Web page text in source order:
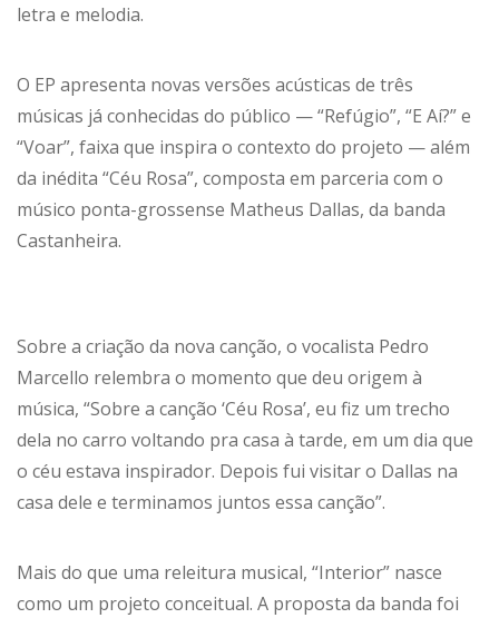
letra e melodia.
O EP apresenta novas versões acústicas de três
músicas já conhecidas do público — “Refúgio”, “E Aí?” e
“Voar”, faixa que inspira o contexto do projeto — além
da inédita “Céu Rosa”, composta em parceria com o
músico ponta-grossense Matheus Dallas, da banda
Castanheira.
Sobre a criação da nova canção, o vocalista Pedro
Marcello relembra o momento que deu origem à
música, “Sobre a canção ‘Céu Rosa’, eu fiz um trecho
dela no carro voltando pra casa à tarde, em um dia que
o céu estava inspirador. Depois fui visitar o Dallas na
casa dele e terminamos juntos essa canção”.
Mais do que uma releitura musical, “Interior” nasce
como um projeto conceitual. A proposta da banda foi